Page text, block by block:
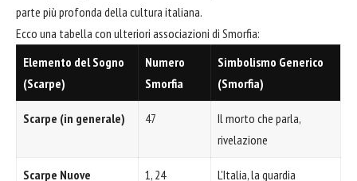
parte più profonda della cultura italiana.
Ecco una tabella con ulteriori associazioni di Smorfia:
Elemento del Sogno
(Scarpe)
Numero
Smorfia
Simbolismo Generico
(Smorfia)
Scarpe (in generale) 47
Il morto che parla,
rivelazione
Scarpe Nuove 1, 24 L'Italia, la guardia